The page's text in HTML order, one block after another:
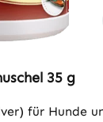
35 g
für Hunde